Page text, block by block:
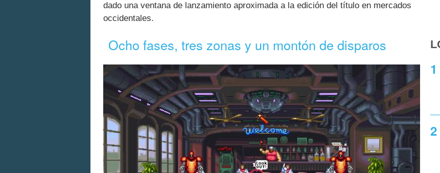
dado una ventana de lanzamiento aproximada a la edición del título en mercados
occidentales.
Ocho fases, tres zonas y un montón de disparos